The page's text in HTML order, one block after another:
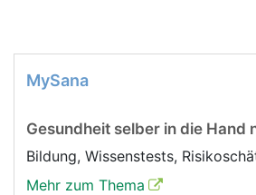
MySana
Gesundheit selber in die Hand
Bildung, Wissenstests,
Mehr zum Thema